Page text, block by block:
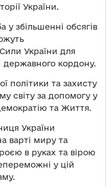
України.
збільшенні обсягів
України для
державного кордону.
політики та захисту
світу за допомогу у
та Життя.
України
варті миру та
в руках та вірою
у цій